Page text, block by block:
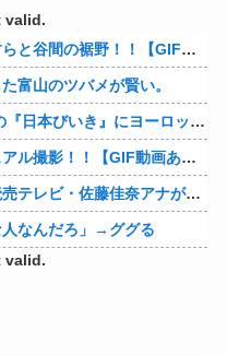
valid.
トラウデン直美キャスター うっすらと谷間の裾野！！【GIF動画あり】
富山のツバメが賢い。
欧州「日本だけ反則だろ…」 世界の『日本びいき』にヨーロッパ全土から不満の声
井上清華アナ 「朗読劇」ヴィジュアル撮影！！【GIF動画あり】
【芸能】レインボー池田直人＆元読売テレビ・佐藤佳奈アナが結婚
人なんだろ」→ググる
valid.